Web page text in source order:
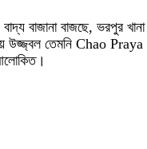
বাজানা বাজছে, ভরপুর খানা
উজ্জ্বল তেমনি Chao Praya